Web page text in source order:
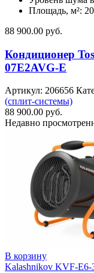
Площадь, м²: 20
88 900.00 руб.
Кондиционер
07E2AVG-E
Артикул: 206656
(сплит-системы)
88 900.00 руб.
Недавно
В корзину
Kalashnikov KVF-E6-